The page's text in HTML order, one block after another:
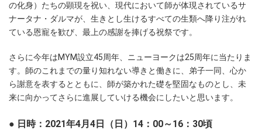
の化身）たちの顕現を祝い、現代において師が体現されているサ
ナータナ・ダルマが、生きとし生けるすべての生類へ降り注がれ
ている恩寵を歓び、最上の感謝を捧げる祝祭です。
さらに今年はMYM設立45周年、ニューヨークは25周年に当たりま
す。師のこれまでの量り知れない導きと働きに、弟子一同、心か
ら謝意を表するとともに、師が築かれた礎を堅固なものとし、未
来に向かってさらに進展していける機会にしたいと思います。
● 日時：2021年4月4日（日）14：00～16：30頃